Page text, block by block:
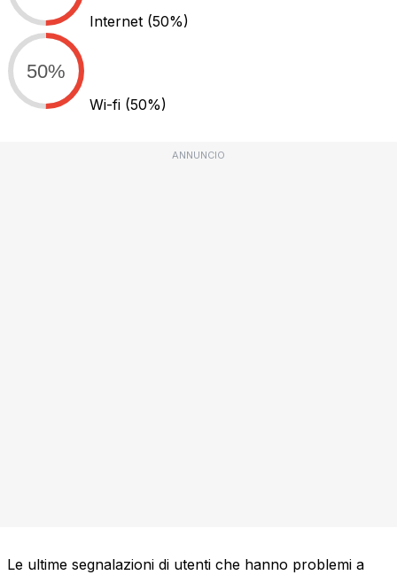
Internet (50%)
50%
Wi-fi (50%)
ANNUNCIO
Le ultime segnalazioni di utenti che hanno problemi a